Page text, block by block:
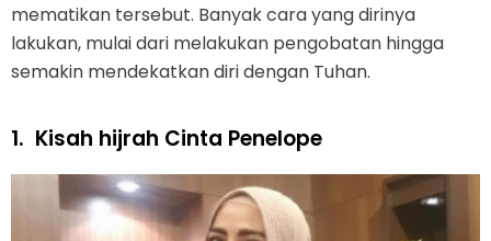
mematikan tersebut. Banyak cara yang dirinya
lakukan, mulai dari melakukan pengobatan hingga
semakin mendekatkan diri dengan Tuhan.
1. Kisah hijrah Cinta Penelope